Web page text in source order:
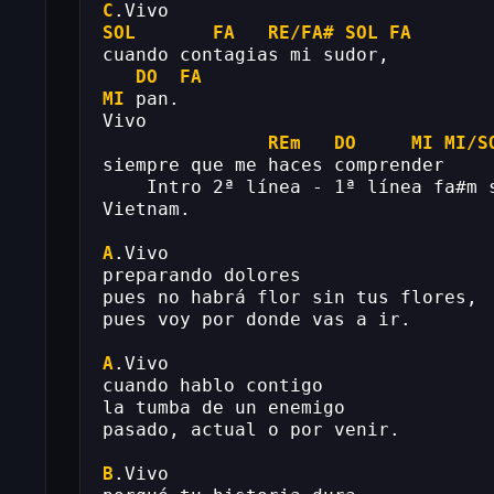
C .Vivo
SOL
FA RE/FA# SOL
FA
cuando contagias mi sudor,
DO
FA
MI pan.
Vivo
REm
DO MI MI/
siempre que me haces comprender
Intro 2ª línea - 1ª línea fa#m
Vietnam.
A.Vivo
preparando dolores
pues no habrá flor sin tus flores,
pues voy por donde vas a ir.
A.Vivo
cuando hablo contigo
la tumba de un enemigo
pasado, actual o por venir.
B .Vivo